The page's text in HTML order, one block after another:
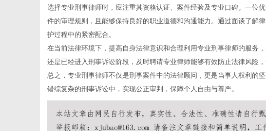
选择专业刑事律师时，应注重其资格认证、案件经验及专业口碑。一位
件的审理规则，且能够保持良好的职业道德和沟通能力。通过面谈了解
护过程中的紧密配合。
在当前法律环境下，提高自身法律意识和合理利用专业刑事律师的服务
还是已经进入刑事诉讼阶段，及时聘请专业律师能够有效防止法律风险，
总之，专业刑事律师不仅是刑事案件中的法律顾问，更是当事人权利的
错综复杂的刑事诉讼中，实现公正审判，保障个人自由与尊严。